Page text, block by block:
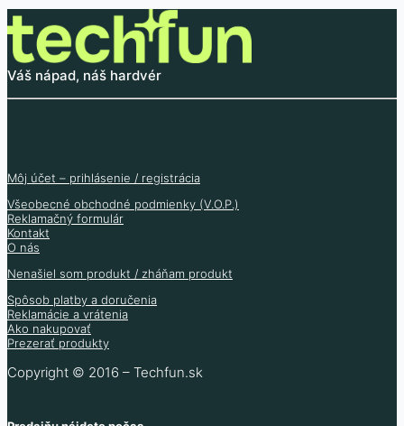
Váš nápad, náš hardvér
Môj účet – prihlásenie / registrácia
Všeobecné obchodné podmienky (V.O.P.)
Reklamačný formulár
Kontakt
O nás
Nenašiel som produkt / zháňam produkt
Spôsob platby a doručenia
Reklamácie a vrátenia
Ako nakupovať
Prezerať produkty
Copyright © 2016 – Techfun.sk